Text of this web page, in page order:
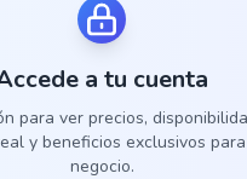
a tu cuenta
para ver precios,
y beneficios exclusivos
negocio.